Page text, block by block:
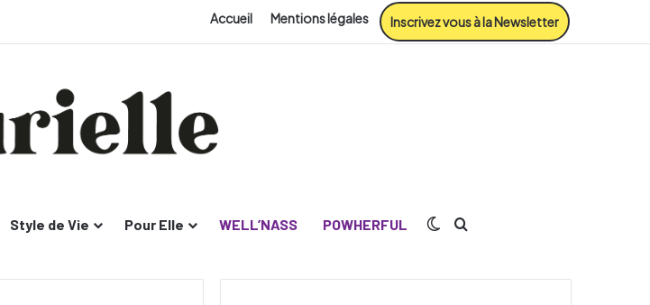
Accueil Mentions légales Inscrivez vous à la Newsletter
Style de Vie Pour Elle WELL’NASS POWHERFUL Switch skin